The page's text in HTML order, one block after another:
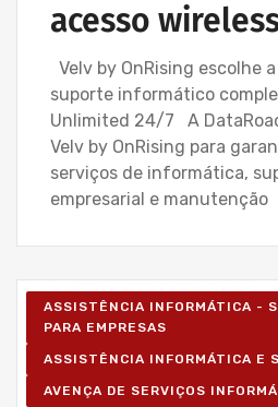
acesso
Velv by OnRising escolhe
suporte informático
Unlimited 24/7 A
Velv by OnRising para
serviços de informática,
empresarial e manutenção
ASSISTÊNCIA INFORMÁTICA -
PARA EMPRESAS
ASSISTÊNCIA INFORMÁTICA E
AVENÇA DE SERVIÇOS